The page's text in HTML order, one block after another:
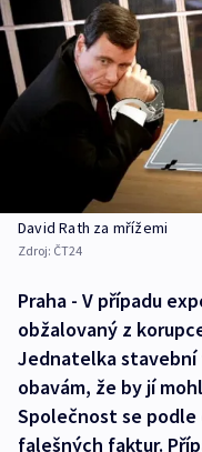
David Rath za mřížemi
Zdroj: ČT24
Praha - V případu
obžalovaný z
Jednatelka stavební
obavám, že by jí
Společnost se
falešných faktur.